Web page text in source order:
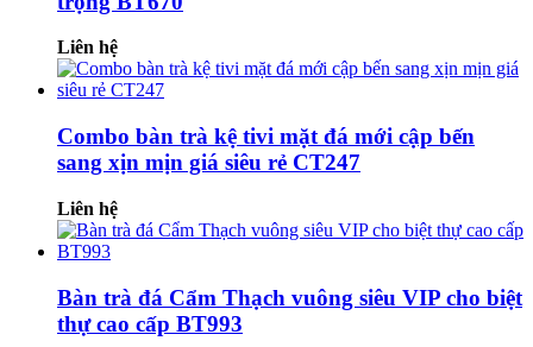
Liên hệ
Combo bàn trà kệ tivi mặt đá mới cập bến
sang xịn mịn giá siêu rẻ CT247
Liên hệ
Bàn trà đá Cẩm Thạch vuông siêu VIP cho biệt
thự cao cấp BT993